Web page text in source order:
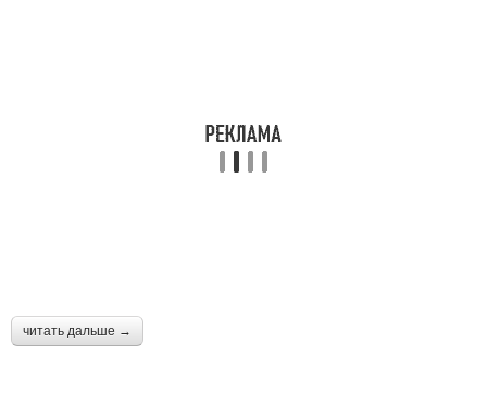
читать дальше →